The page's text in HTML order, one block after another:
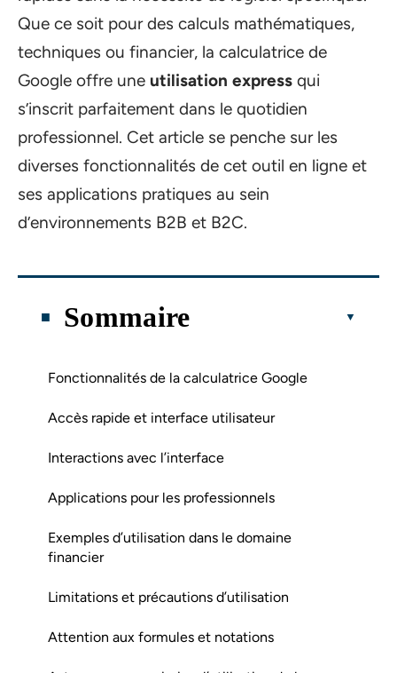
Que ce soit pour des calculs mathématiques,
techniques ou financier, la calculatrice de
Google offre une utilisation express qui
s’inscrit parfaitement dans le quotidien
professionnel. Cet article se penche sur les
diverses fonctionnalités de cet outil en ligne et
ses applications pratiques au sein
d’environnements B2B et B2C.
Sommaire
Fonctionnalités de la calculatrice Google
Accès rapide et interface utilisateur
Interactions avec l’interface
Applications pour les professionnels
Exemples d’utilisation dans le domaine
financier
Limitations et précautions d’utilisation
Attention aux formules et notations